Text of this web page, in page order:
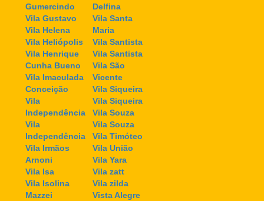
Gumercindo
Vila Gustavo
Vila Helena
Vila Heliópolis
Vila Henrique
Cunha Bueno
Vila Imaculada
Conceição
Vila
Independência
Vila
Independência
Vila Irmãos
Arnoni
Vila Isa
Vila Isolina
Mazzei
Delfina
Vila Santa
Maria
Vila Santista
Vila Santista
Vila São
Vicente
Vila Siqueira
Vila Siqueira
Vila Souza
Vila Souza
Vila Timóteo
Vila União
Vila Yara
Vila zatt
Vila zilda
Vista Alegre